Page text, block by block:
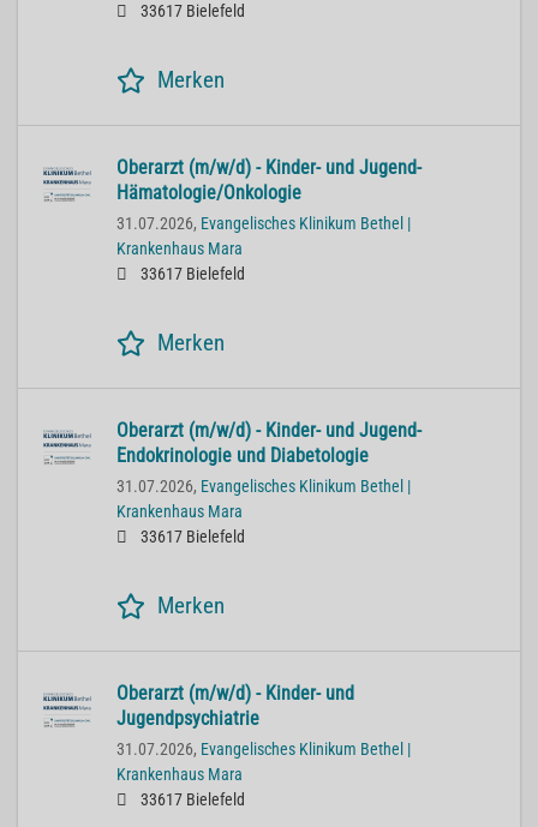
33617 Bielefeld
Merken
Oberarzt (m/w/d) - Kinder- und Jugend-
Hämatologie/Onkologie
31.07.2026, Evangelisches Klinikum Bethel |
Krankenhaus Mara
33617 Bielefeld
Merken
Oberarzt (m/w/d) - Kinder- und Jugend-
Endokrinologie und Diabetologie
31.07.2026, Evangelisches Klinikum Bethel |
Krankenhaus Mara
33617 Bielefeld
Merken
Oberarzt (m/w/d) - Kinder- und
Jugendpsychiatrie
31.07.2026, Evangelisches Klinikum Bethel |
Krankenhaus Mara
33617 Bielefeld